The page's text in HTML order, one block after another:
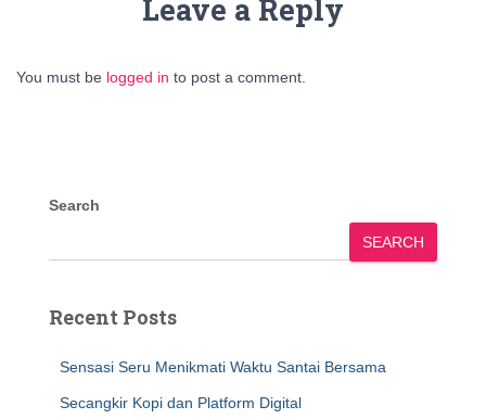
Leave a Reply
You must be logged in to post a comment.
Search
SEARCH
Recent Posts
Sensasi Seru Menikmati Waktu Santai Bersama
Secangkir Kopi dan Platform Digital